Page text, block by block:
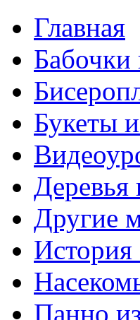
Главная
Бабочки
Букеты
Деревья
Другие
История
Панно